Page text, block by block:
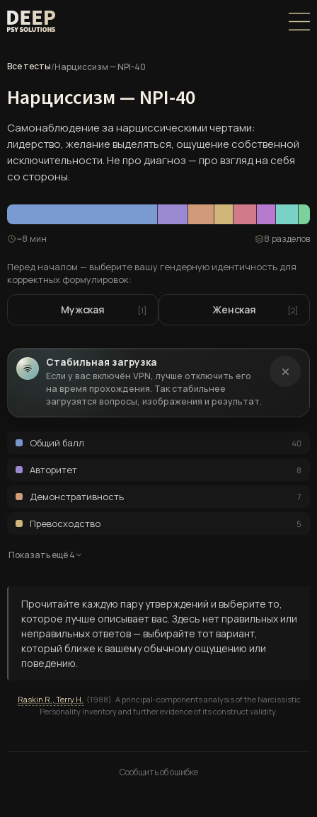
Все тесты/Нарциссизм — NPI-40
Нарциссизм — NPI-40
Самонаблюдение за нарциссическими чертами:
лидерство, желание выделяться, ощущение собственной
исключительности. Не про диагноз — про взгляд на себя
со стороны.
~8 мин 8 разделов
Перед началом — выберите вашу гендерную идентичность для
корректных формулировок:
Мужская [1] Женская [2]
Стабильная загрузка
Если у вас включён VPN, лучше отключить его
на время прохождения. Так стабильнее
загрузятся вопросы, изображения и результат.
Общий балл 40
Авторитет 8
Демонстративность 7
Превосходство 5
Показать ещё 4
Прочитайте каждую пару утверждений и выберите то,
которое лучше описывает вас. Здесь нет правильных или
неправильных ответов — выбирайте тот вариант,
который ближе к вашему обычному ощущению или
поведению.
Raskin R., Terry H. (1988). A principal-components analysis of the Narcissistic
Personality Inventory and further evidence of its construct validity.
Сообщить об ошибке